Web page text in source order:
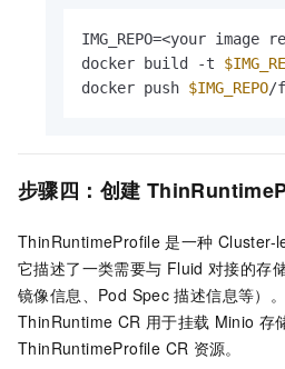
IMG_REPO=<your image
docker build -t
docker push $IMG_REPO/
步骤四：创建
ThinRuntimeProfile 是一种 Cluster-
它描述了一类需要与 Fluid 对接的存
镜像信息、Pod Spec 描述信息等）
ThinRuntime CR 用于挂载 Minio 存
ThinRuntimeProfile CR 资源。